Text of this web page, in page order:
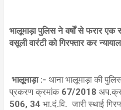
भालूमाड़ा पुलिस ने वर्षों से फरार एक
वसूली वारंटी को गिरफ्तार कर
भालूमाड़ा :- थाना भालूमाड़ा की पुलिस
प्रकरण क्रमांक 67/2018
506, 34 भा.दं.वि. जारी स्थाई